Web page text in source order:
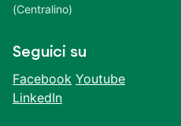
(Centralino)
Seguici su
Facebook Youtube
LinkedIn